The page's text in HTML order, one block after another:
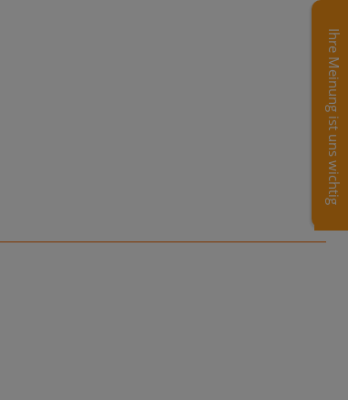
Ihre Meinung ist uns wichtig